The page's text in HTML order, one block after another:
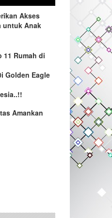
Akses
untuk Anak
11 Rumah di
Golden Eagle
Amankan